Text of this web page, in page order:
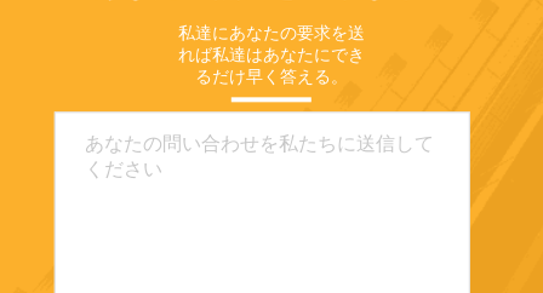
私達にあなたの要求を送
れば私達はあなたにでき
るだけ早く答える。